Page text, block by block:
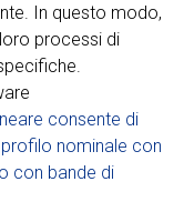
In questo modo,
processi di
consente di
nominale con
con bande di